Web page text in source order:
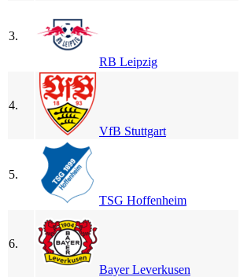
3.
RB Leipzig
4.
VfB Stuttgart
5.
TSG Hoffenheim
6.
Bayer Leverkusen